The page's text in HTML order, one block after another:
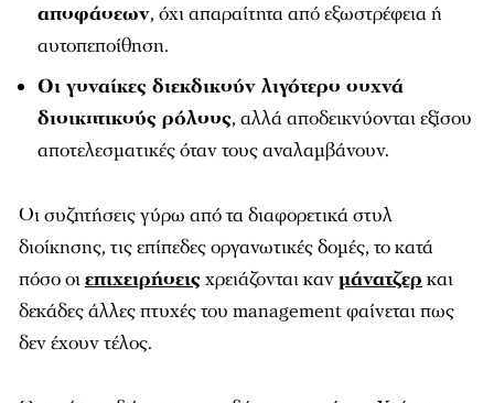
αποφάσεων, όχι απαραίτητα από εξωστρέφεια ή
αυτοπεποίθηση.
Οι γυναίκες διεκδικούν λιγότερο συχνά
διοικητικούς ρόλους, αλλά αποδεικνύονται εξίσου
αποτελεσματικές όταν τους αναλαμβάνουν.
Οι συζητήσεις γύρω από τα διαφορετικά στυλ
διοίκησης, τις επίπεδες οργανωτικές δομές, το κατά
πόσο οιεπιχειρήσειςχρειάζονται κανμάνατζερ και
δεκάδες άλλες πτυχές του management φαίνεται πως
δεν έχουν τέλος.